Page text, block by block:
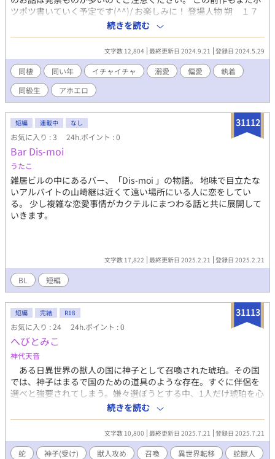
ツポツ書いていく予定です(^^)/ お楽しみに！ 登場人物 朔 １７
８ｃｍ 央未いわく、クソ彼氏。 自由人で何事も たおやかに受け
流してしまう。 風のような青年。 久しぶりに央未と再会して 心が
暴風域。 自分の心には、少しうとい。 とりあえず央未の顔は好
き。 央未 １７０ｃｍ 朔に逃げられたせいで すっかり性格が、ね
じ曲がり 素直さを忘れてしまった。 でも時々、強がる事を忘れ 無
邪気になる。 しらずしらず、彼氏を 束縛しちゃう系。 元は、人当
たりがいい好青年。
続きを読む
文字数 12,804 最終更新日 2024.9.21 登録日 2024.5.29
同棲 同い年 イチャイチャ 溺愛 偏愛
執着
同級生
アホエロ
31112
短編 連載中 なし
お気に入り : 3 24h.ポイント : 0
Bar Dis-moi
うたこ
雑居ビルの中にあるバー、「Dis-moi 」の物語。 地味で目立たな
いアルバイトの山崎継は近くて遠い場所にいる人に恋をしてい
る。 少し複雑な恋愛事情がカクテルにまつわる話と共に展開して
いきます。
文字数 17,822 最終更新日 2025.2.21 登録日 2025.2.21
BL 短編
31113
短編 完結 R18
お気に入り : 24 24h.ポイント : 0
へびとみこ
神代天音
ある日異世界の獣人の国に神子として召喚された琥珀。その国
では、神子はまるで国のための道具のような存在。すぐに伴侶を
選べと強要されてしまう。嫌々選ぼうとする中、1人だけ琥珀を心
配している獣人と出会って……？ はじめ暗いです。 《注意》神
代の趣味で「身体改造（筋肉ではない）」、「スプリットタン
（舌を二股に割く身体改造の一種）」が出てきます。自己責任で
お読みください。
続きを読む
文字数 10,800 最終更新日 2025.7.21 登録日 2025.7.21
蛇 神子(受け) 獣人攻め 召喚 異世界転移
蛇獣人